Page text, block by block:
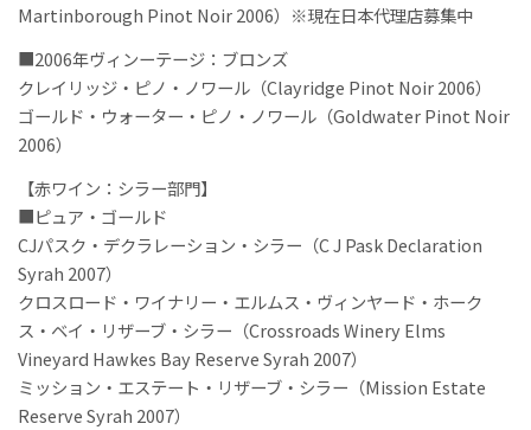
Martinborough Pinot Noir 2006）※現在日本代理店募集中
■2006年ヴィンーテージ：ブロンズ
クレイリッジ・ピノ・ノワール（Clayridge Pinot Noir 2006）
ゴールド・ウォーター・ピノ・ノワール（Goldwater Pinot Noir
2006）
【赤ワイン：シラー部門】
■ピュア・ゴールド
CJパスク・デクラレーション・シラー（C J Pask Declaration
Syrah 2007）
クロスロード・ワイナリー・エルムス・ヴィンヤード・ホーク
ス・ベイ・リザーブ・シラー（Crossroads Winery Elms
Vineyard Hawkes Bay Reserve Syrah 2007）
ミッション・エステート・リザーブ・シラー（Mission Estate
Reserve Syrah 2007）